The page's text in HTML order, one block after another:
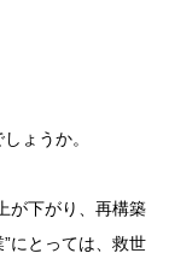
ょうか。
が下がり、再構築
にとっては、救世